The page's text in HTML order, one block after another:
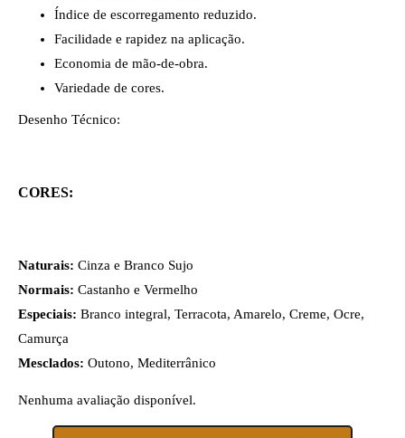
Índice de escorregamento reduzido.
Facilidade e rapidez na aplicação.
Economia de mão-de-obra.
Variedade de cores.
Desenho Técnico:
CORES:
Naturais: Cinza e Branco Sujo
Normais: Castanho e Vermelho
Especiais: Branco integral, Terracota, Amarelo, Creme, Ocre,
Camurça
Mesclados: Outono, Mediterrânico
Nenhuma avaliação disponível.